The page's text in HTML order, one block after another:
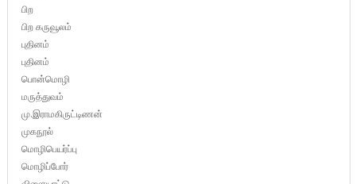
பிற
பிற கருவூலம்
புதினம்
புதினம்
பொன்மொழி
மருத்துவம்
மு.இராமகிருட்டிணன்
முகநூல்
மொழிபெயர்ப்பு
மொழிப்போர்